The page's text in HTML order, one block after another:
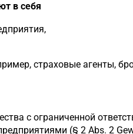
в себя
страховые агенты,
с ограниченной
(§ 2 Abs. 2